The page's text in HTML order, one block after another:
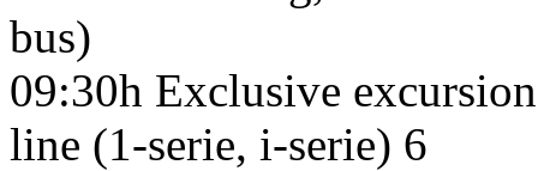
bus)
09:30h Exclusive
line (1-serie, i-serie) 6